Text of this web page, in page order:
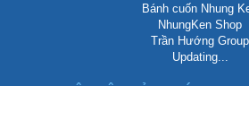
Bánh cuốn Nhung
NhungKen Shop
Trần Hướng Group
Updating...
LIÊN HỆ QUẢNG CÁO